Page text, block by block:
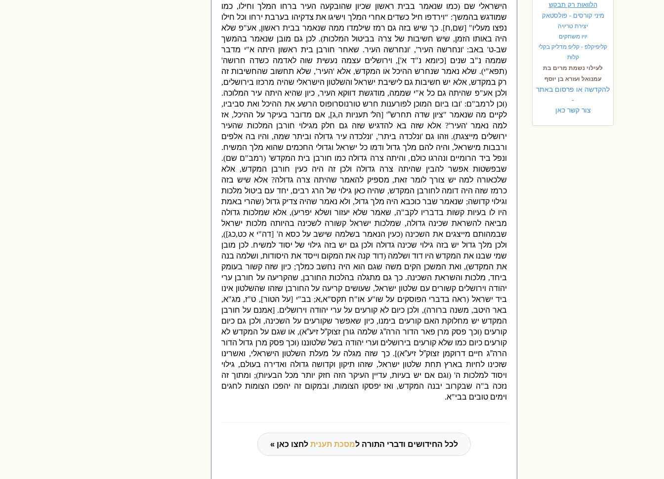
הלוואות רק תבקש
מיני קורסים - פולסטאק
יצירת טריויה
יויו משחקים
קליפיקלפ - קליפ מדליק בקלי
קלות
לעילוי נשמת מרים בת
עמנואל ועזרא בן יוסף
להקדשה או פרסום באתר
-
צור קשר כאן
הישראלי שם (כמו שנאמר בבית ראשון שכיון שהובקעה העיר ברחו המלך וחילו, כמו
שמודגש בהמשך: “וירדפו חיל כשדים אחרי המלך וישיגו את צדקיהו בערבת ירחו וכל חילו
נפצו מעליו" [שם,ח]. כך שיש בזה גם רמז שילמדו ממה שנאמר בבית ראשון,אע"פ שלא
היה באותו הזמן, שיש חשיבות של צרה בביטול המלכות). לכן גם מובן שנאמר בהמשך
שב-ט' באב: 'ונחרשה העיר', 'ונחרשה העיר. שאחר חורבן בית ראשון היתה א"י מדבר
שממה נ"ב שנים[כיומא נ"ד א'], וירושלים עצמה נעשית שוה לאדמה כשדה חרושה'
(תפא"י). שלא נאמר שנחרש ההיכל או המקדש, אלא 'העיר', שלא תחשוב שהחשיבות זה
רק במקדש,אלא יש חשיבות גם לישיבת ישראל והשלטון הישראלי שהיה מרכזו בירושלים,
ולכן אע"פ שהיתה גם כל א"י שממה, מודגשת דווקא העיר, כיון שהיא היתה עיר המלוכה.
(וכן לרמב"ם: 'ובו ביום המוכן לפורענות חרש טורנוסרופוס הרשע את ההיכל ואת סביביו,
לקיים מה שנאמר "ציון שדה תחרש”' [הל' תעניות ה,ג],אם מדובר בעיקר על ההיכל, אז
למה נאמר'העיר'? אלא שזה בא להדגיש שזה גם חלק מגילוי חורבן המלכות שהעיר
ירושלים מייצגת). וזהו גם'ונלכדה ביתר', 'ונלכדה עיר גדולה וביתר שמה, והיו בה אלפים
ורבבות מישראל, והיה להם מלך גדול ודמו כל ישראל וגדולי החכמים שהוא מלך המשיח.
ונפל ביד הרומיים ונהרגו כולם, והיתה צרה גדולה כמו חורבן בית המקדש' (רמב"ם שם).
שבפשטות אפשר להבין שהיתה צרה גדולה ולכן זה היה כעין חורבן המקדש, אלא
שלכאורה למה יש צורך לומר זאת, מספיק להאמר שהיתה צרה גדולה? אלא שיש בזה
כרמז שזה היה דומה לחורבן המקדש, שהיה כאן גילוי של הרג רבים, יחד עם ביטול מלכות
וגילוי קדושה; שנאמר שבר כוכבא היה מלך גדול, ולא נאמר שהיה צדיק גדול (שהרי באמת
היו לו בעיות קשות בדבריו לקב"ה, שאמר שלא יעזור ושלא יפריע), אלא שמלכות גדולה
מביאה להשראת שכינה גדולה, שמלכות ישראל קשורה לשכינה בהיותה מלכות ישראל
שבמהותם מייצגים את השכינה (כעין הנאמר בשלמה שישב על כסא ה' [דה"י א כט,כג]),
ולכן מלך גדול יש בזה גילוי שכינה גדולה ולכן גם יש בזה גילוי של יסוד למשיח.לכן מובן
שמי שבנו את המקדש היו דוד ושלמה(דוד קנה את המקום וייסד את היסודות, ושלמה בנה
את המקדש), ואת המשכן הקים משה שגם הוא היה נחשב כמלך;כיון שזה קשור בעומק
ביחד, מלכות והשראת השכינה. כך גם מתגלה בהלכות החורבן, שהקריעה על חורבן ערי
יהודה וירושלים קשורים עם שלטון ישראל, שעושים קריעה על החורבן שזהו שהשלטון אינו
ביד ישראל (ראה בדברי הפוסקים על שו"ע או"ח תקס"א,א; בב"י [על הטור], ט"ז, מג"א,
באר היטב, משנה ברורה), ולכן כיום לא קורעים על ערי יהודה וירושלים. [אמנם על חורבן
המקדש יש מחלוקת האם קורעים בימנו,כיון שאפשר שקורעים על השכינה, ולכן גם כיום
קורעים (וכך פסק מרן פאר הדור הרה”ג שלמה גורן זצוק”ל זיע”א), או שגם על המקדש לא
קורעים כיום כמו שלא קורעים בירושלים וערי יהודה בשל שלטוננו (וכך פסק מרן גדול הדור
הרה”ג חיים דרוקמן זצוק”ל זיע”א)].כך שזה מגלה על מעלת השלטון הישראלי, ואשרינו
שזכינו לחיות בארץ תחת שלטון ישראל, שזהו תיקון וקדושה גדולה ואדירה בעולם, גילוי
ויסוד למלכות ה' (וגם אם יש בעיות, עדיין העיקר הזה חזק יותר מכל הבעיות); ומתוך זה
נזכה ב"ה שבקרוב יבנה המקדש, ואז יפסקו הצומות, ובמקום זה יהפכו הצומות לחגים
וימים טובים בבי"א.
לכל החידושים ודברי התורה למסכת תענית לחצו כאן »